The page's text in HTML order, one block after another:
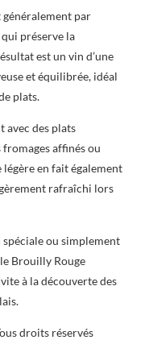
par
préserve la
est un vin d’une
et équilibrée, idéal
plats.
avec des plats
affinés ou
en fait également
rafraîchi lors
ou simplement
Brouilly Rouge
à la découverte des
droits réservés